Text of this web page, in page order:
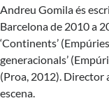
Andreu Gomila és
Barcelona de 2010 a
‘Continents’
generacionals’
(Proa, 2012). Director
escena.